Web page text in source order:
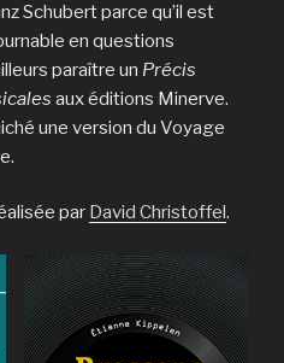
Schubert parce qu’il est
en questions
paraître un Précis
aux éditions Minerve.
une version du Voyage
par David Christoffel.